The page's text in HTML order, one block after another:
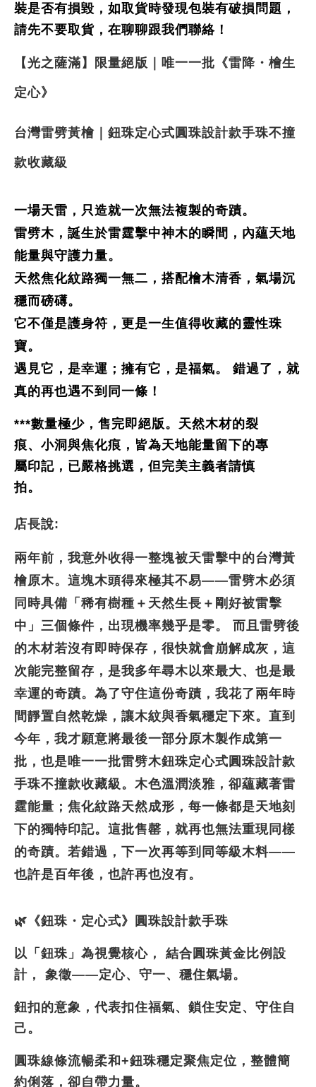
裝是否有損毀，如取貨時發現包裝有破損問題，
請先不要取貨，在聊聊跟我們聯絡！
【光之薩滿】限量絕版｜唯一一批《雷降・檜生
定心》
台灣雷劈黃檜｜鈕珠定心式圓珠設計款手珠不撞
款收藏級
一場天雷，只造就一次無法複製的奇蹟。
雷劈木，誕生於雷霆擊中神木的瞬間，內蘊天地
能量與守護力量。
天然焦化紋路獨一無二，搭配檜木清香，氣場沉
穩而磅礡。
它不僅是護身符，更是一生值得收藏的靈性珠
寶。
遇見它，是幸運；擁有它，是福氣。 錯過了，就
真的再也遇不到同一條！
***數量極少，售完即絕版。天然木材的裂
痕、小洞與焦化痕，皆為天地能量留下的專
屬印記，已嚴格挑選，但完美主義者請慎
拍。
店長說:
兩年前，我意外收得一整塊被天雷擊中的台灣黃
檜原木。這塊木頭得來極其不易——雷劈木必須
同時具備「稀有樹種＋天然生長＋剛好被雷擊
中」三個條件，出現機率幾乎是零。 而且雷劈後
的木材若沒有即時保存，很快就會崩解成灰，這
次能完整留存，是我多年尋木以來最大、也是最
幸運的奇蹟。為了守住這份奇蹟，我花了兩年時
間靜置自然乾燥，讓木紋與香氣穩定下來。直到
今年，我才願意將最後一部分原木製作成第一
批，也是唯一一批雷劈木鈕珠定心式圓珠設計款
手珠不撞款收藏級 。木色溫潤淡雅，卻蘊藏著雷
霆能量；焦化紋路天然成形，每一條都是天地刻
下的獨特印記。這批售罄，就再也無法重現同樣
的奇蹟。若錯過，下一次再等到同等級木料——
也許是百年後，也許再也沒有。
🌿《鈕珠・定心式》圓珠設計款手珠
以「鈕珠」為視覺核心， 結合圓珠黃金比例設
計， 象徵——定心、守一、穩住氣場。
鈕扣的意象，代表扣住福氣、鎖住安定、守住自
己。
圓珠線條流暢柔和+鈕珠穩定聚焦定位，整體簡
約俐落，卻自帶力量。